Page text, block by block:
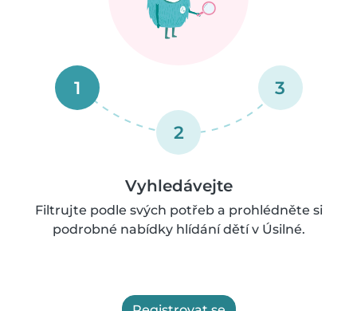
1
2
3
Vyhledávejte
Filtrujte podle svých potřeb a prohlédněte si
podrobné nabídky hlídání dětí v Úsilné.